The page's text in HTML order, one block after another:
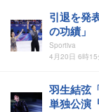
引退を発
の功績」
んできた
Sportiva
4月20日 6時15
羽生結弦
単独公演